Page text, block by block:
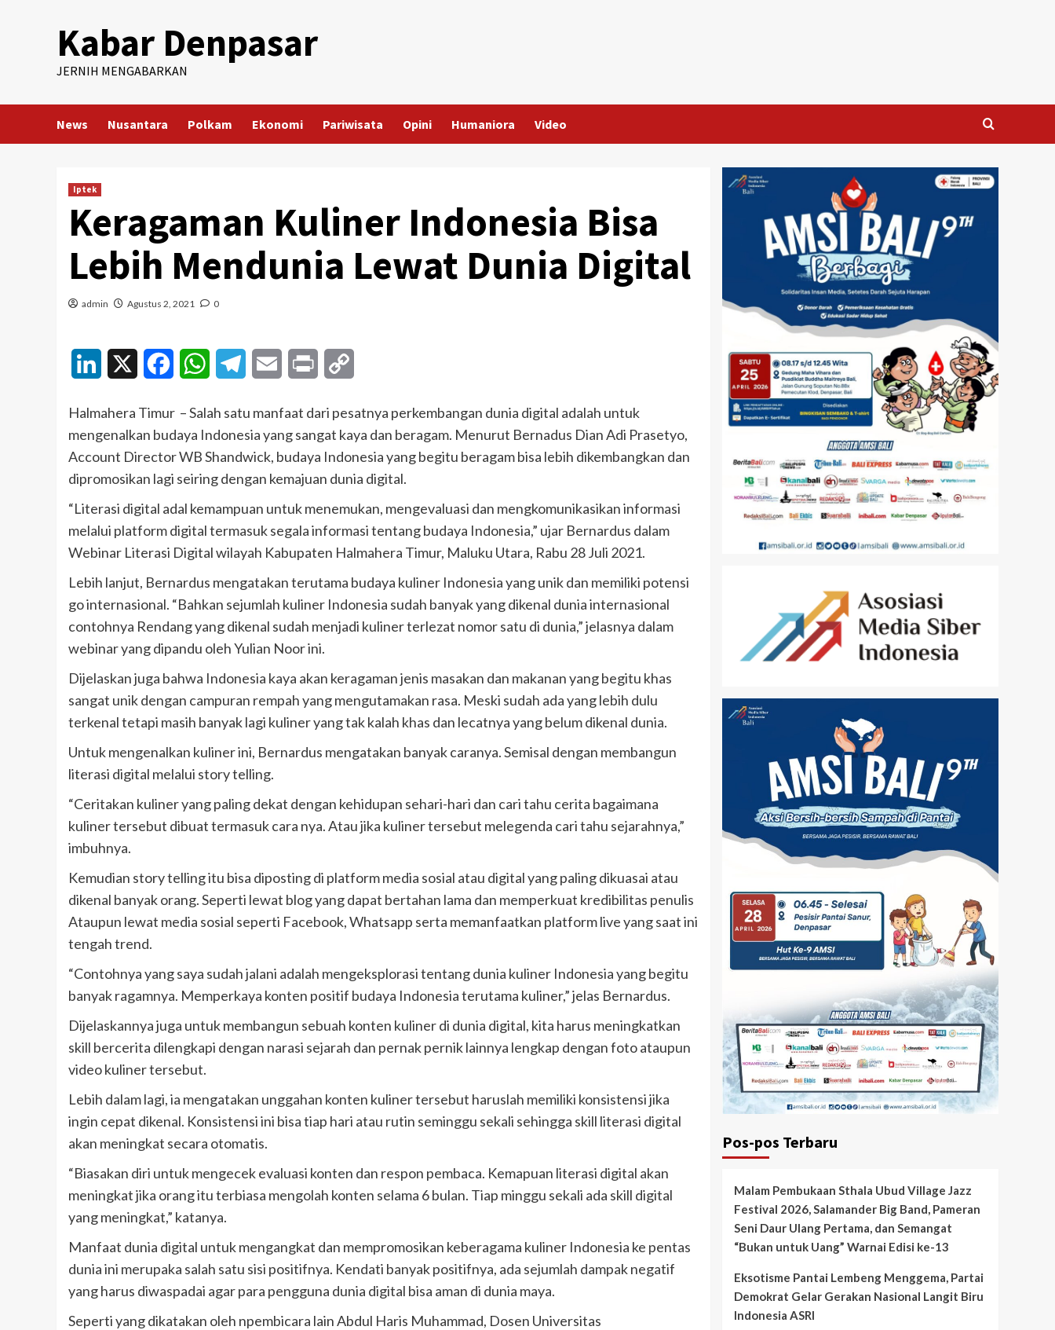
Kabar Denpasar
JERNIH MENGABARKAN
News Nusantara Polkam Ekonomi Pariwisata Opini Humaniora Video
Iptek
Keragaman Kuliner Indonesia Bisa
Lebih Mendunia Lewat Dunia Digital
admin Agustus 2, 2021 0
LinkedIn FacebookWhatsAppTelegramEmail Print
Halmahera Timur – Salah satu manfaat dari pesatnya perkembangan dunia digital adalah untuk
mengenalkan budaya Indonesia yang sangat kaya dan beragam. Menurut Bernadus Dian Adi Prasetyo,
Account Director WB Shandwick, budaya Indonesia yang begitu beragam bisa lebih dikembangkan dan
dipromosikan lagi seiring dengan kemajuan dunia digital.
“Literasi digital adal kemampuan untuk menemukan, mengevaluasi dan mengkomunikasikan informasi
melalui platform digital termasuk segala informasi tentang budaya Indonesia,” ujar Bernardus dalam
Webinar Literasi Digital wilayah Kabupaten Halmahera Timur, Maluku Utara, Rabu 28 Juli 2021.
Lebih lanjut, Bernardus mengatakan terutama budaya kuliner Indonesia yang unik dan memiliki potensi
go internasional. “Bahkan sejumlah kuliner Indonesia sudah banyak yang dikenal dunia internasional
contohnya Rendang yang dikenal sudah menjadi kuliner terlezat nomor satu di dunia,” jelasnya dalam
webinar yang dipandu oleh Yulian Noor ini.
Dijelaskan juga bahwa Indonesia kaya akan keragaman jenis masakan dan makanan yang begitu khas
sangat unik dengan campuran rempah yang mengutamakan rasa. Meski sudah ada yang lebih dulu
terkenal tetapi masih banyak lagi kuliner yang tak kalah khas dan lecatnya yang belum dikenal dunia.
Untuk mengenalkan kuliner ini, Bernardus mengatakan banyak caranya. Semisal dengan membangun
literasi digital melalui story telling.
“Ceritakan kuliner yang paling dekat dengan kehidupan sehari-hari dan cari tahu cerita bagaimana
kuliner tersebut dibuat termasuk cara nya. Atau jika kuliner tersebut melegenda cari tahu sejarahnya,”
imbuhnya.
Kemudian story telling itu bisa diposting di platform media sosial atau digital yang paling dikuasai atau
dikenal banyak orang. Seperti lewat blog yang dapat bertahan lama dan memperkuat kredibilitas penulis
Ataupun lewat media sosial seperti Facebook, Whatsapp serta memanfaatkan platform live yang saat ini
tengah trend.
“Contohnya yang saya sudah jalani adalah mengeksplorasi tentang dunia kuliner Indonesia yang begitu
banyak ragamnya. Memperkaya konten positif budaya Indonesia terutama kuliner,” jelas Bernardus.
Dijelaskannya juga untuk membangun sebuah konten kuliner di dunia digital, kita harus meningkatkan
skill bercerita dilengkapi dengan narasi sejarah dan pernak pernik lainnya lengkap dengan foto ataupun
video kuliner tersebut.
Lebih dalam lagi, ia mengatakan unggahan konten kuliner tersebut haruslah memiliki konsistensi jika
ingin cepat dikenal. Konsistensi ini bisa tiap hari atau rutin seminggu sekali sehingga skill literasi digital
akan meningkat secara otomatis.
“Biasakan diri untuk mengecek evaluasi konten dan respon pembaca. Kemapuan literasi digital akan
meningkat jika orang itu terbiasa mengolah konten selama 6 bulan. Tiap minggu sekali ada skill digital
yang meningkat,” katanya.
Manfaat dunia digital untuk mengangkat dan mempromosikan keberagama kuliner Indonesia ke pentas
dunia ini merupaka salah satu sisi positifnya. Kendati banyak positifnya, ada sejumlah dampak negatif
yang harus diwaspadai agar para pengguna dunia digital bisa aman di dunia maya.
Seperti yang dikatakan oleh npembicara lain Abdul Haris Muhammad, Dosen Universitas
Pos-pos Terbaru
Malam Pembukaan Sthala Ubud Village Jazz
Festival 2026, Salamander Big Band, Pameran
Seni Daur Ulang Pertama, dan Semangat
“Bukan untuk Uang” Warnai Edisi ke-13
Eksotisme Pantai Lembeng Menggema, Partai
Demokrat Gelar Gerakan Nasional Langit Biru
Indonesia ASRI